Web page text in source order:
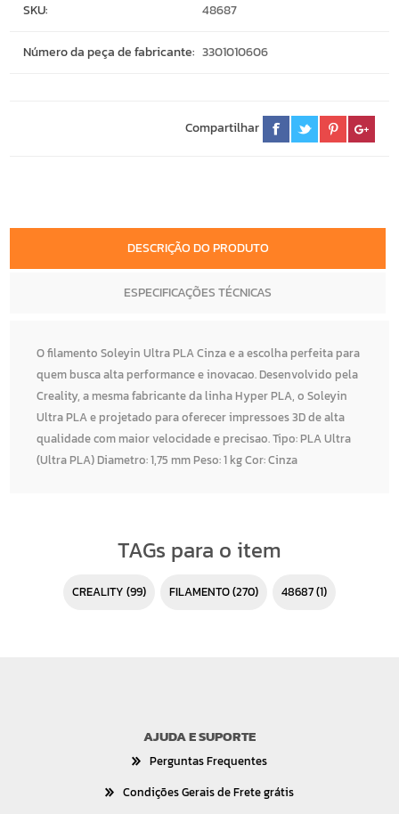
SKU: 48687
Número da peça de fabricante: 3301010606
Compartilhar
DESCRIÇÃO DO PRODUTO
ESPECIFICAÇÕES TÉCNICAS
O filamento Soleyin Ultra PLA Cinza e a escolha perfeita para
quem busca alta performance e inovacao. Desenvolvido pela
Creality, a mesma fabricante da linha Hyper PLA, o Soleyin
Ultra PLA e projetado para oferecer impressoes 3D de alta
qualidade com maior velocidade e precisao. Tipo: PLA Ultra
(Ultra PLA) Diametro: 1,75 mm Peso: 1 kg Cor: Cinza
TAGs para o item
CREALITY (99) FILAMENTO(270) 48687(1)
AJUDA E SUPORTE
Perguntas Frequentes
Condições Gerais de Frete grátis